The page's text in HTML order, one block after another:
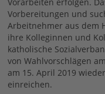
Vorbereitungen und
Arbeitnehmer aus dem
ihre Kolleginnen und
katholische
von Wahlvorschlägen
am 15. April 2019
einreichen.